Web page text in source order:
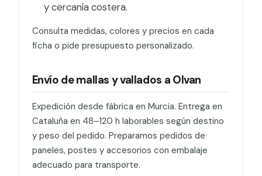
y cercanía costera.
Consulta medidas, colores y precios en cada
ficha o pide presupuesto personalizado.
Envío de mallas y vallados a Olvan
Expedición desde fábrica en Murcia. Entrega en
Cataluña en 48–120 h laborables según destino
y peso del pedido. Preparamos pedidos de
paneles, postes y accesorios con embalaje
adecuado para transporte.